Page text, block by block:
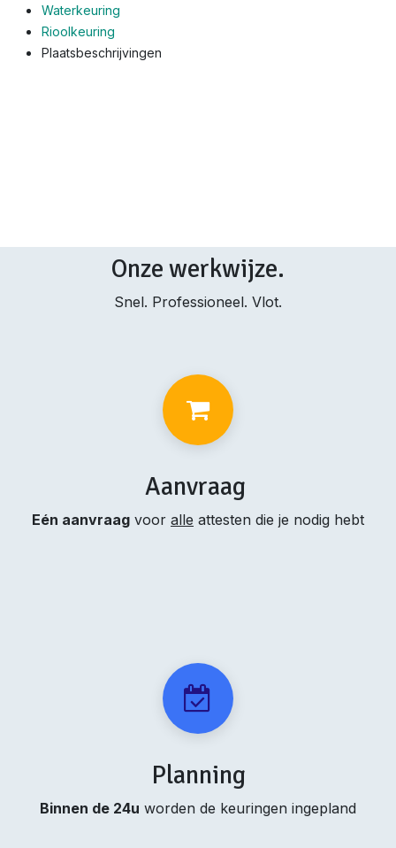
Waterkeuring
Rioolkeuring
Plaatsbeschrijvingen
Onze werkwijze.
Snel. Professioneel. Vlot.
Aanvraag
Eén aanvraag voor alle attesten die je nodig hebt
Planning
Binnen de 24u worden de keuringen ingepland